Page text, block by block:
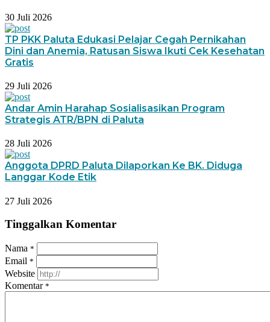
30 Juli 2026
TP PKK Paluta Edukasi Pelajar Cegah Pernikahan
Dini dan Anemia, Ratusan Siswa Ikuti Cek Kesehatan
Gratis
29 Juli 2026
Andar Amin Harahap Sosialisasikan Program
Strategis ATR/BPN di Paluta
28 Juli 2026
Anggota DPRD Paluta Dilaporkan Ke BK. Diduga
Langgar Kode Etik
27 Juli 2026
Tinggalkan Komentar
Nama *
Email *
Website
Komentar *